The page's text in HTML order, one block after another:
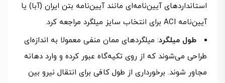
استانداردهای آیین‌نامه‌ای مانند آیین‌نامه بتن ایران (آبا) یا
آیین‌نامه ACI برای انتخاب سایز میلگرد مراجعه کرد.
طول میلگرد: میلگردهای ممان منفی معمولا به اندازه‌ای
طراحی می‌شوند که از روی تکیه‌گاه عبور کرده و وارد دهانه
مجاور شوند. برخورداری از طول کافی برای انتقال نیرو بین